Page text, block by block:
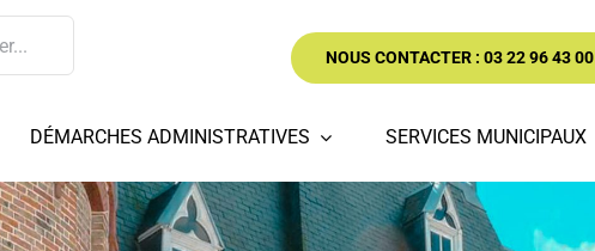
NOUS CONTACTER : 03 22 96 43 00
DÉMARCHES ADMINISTRATIVES SERVICES MUNICIPAUX